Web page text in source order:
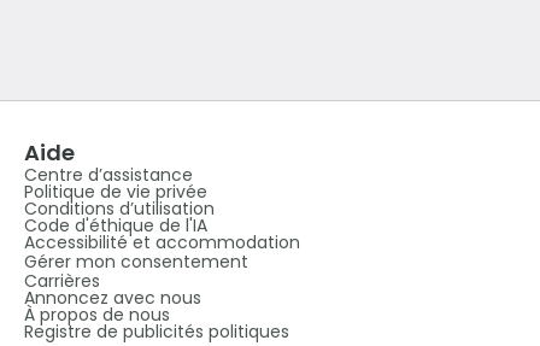
Aide
Centre d’assistance
Politique de vie privée
Conditions d’utilisation
Code d'éthique de l'IA
Accessibilité et accommodation
Gérer mon consentement
Carrières
Annoncez avec nous
À propos de nous
Registre de publicités politiques